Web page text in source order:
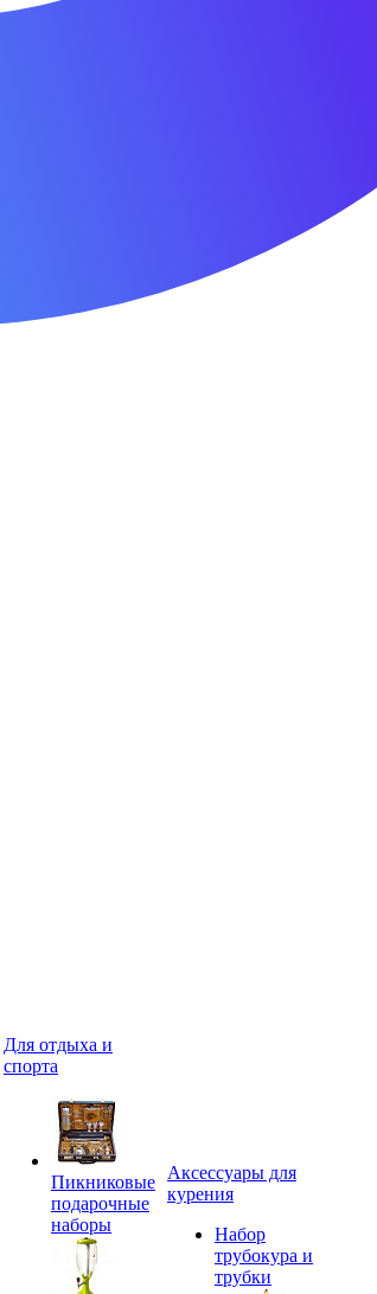
Для отдыха и
спорта
Пикниковые
подарочные
наборы
Аксессуары для
курения
Набор
трубокура и
трубки